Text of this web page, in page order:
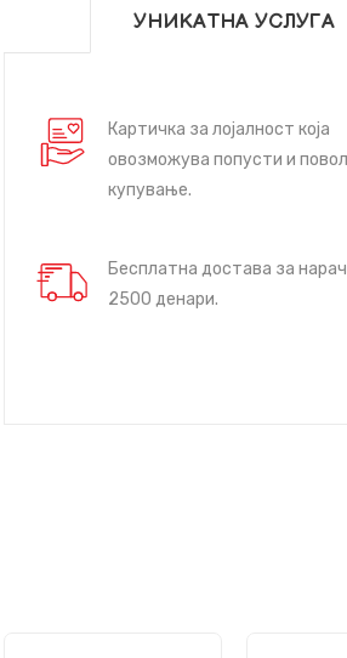
УНИКАТНА УСЛУГА
Картичка за лојалност која
овозможува попусти и
купување.
Бесплатна достава за
2500 денари.